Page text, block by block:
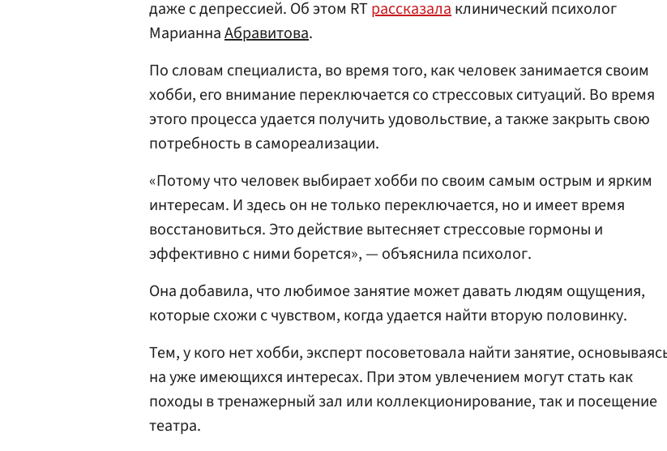
даже с депрессией. Об этом RTрассказалаклинический психолог
МарианнаАбравитова.
По словам специалиста, во время того, как человек занимается своим
хобби, его внимание переключается со стрессовых ситуаций. Во время
этого процесса удается получить удовольствие, а также закрыть свою
потребность в самореализации.
«Потому что человек выбирает хобби по своим самым острым и ярким
интересам. И здесь он не только переключается, но и имеет время
восстановиться. Это действие вытесняет стрессовые гормоны и
эффективно с ними борется», — объяснила психолог.
Она добавила, что любимое занятие может давать людям ощущения,
которые схожи с чувством, когда удается найти вторую половинку.
Тем, у кого нет хобби, эксперт посоветовала найти занятие,
на уже имеющихся интересах. При этом увлечением могут стать как
походы в тренажерный зал или коллекционирование, так и посещение
театра.